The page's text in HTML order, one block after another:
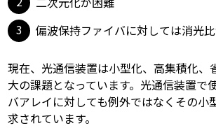
偏波保持ファイバに対しては消光
現在、光通信装置は小型化、高集積化、
大の課題となっています。光通信装置で
バアレイに対しても例外ではなくその小
求されています。